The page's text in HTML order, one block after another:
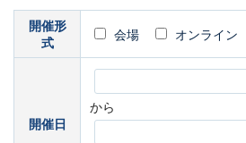
開催形
式
会場 オンライン
開催日
から